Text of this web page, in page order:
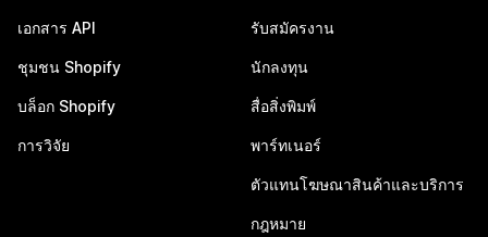
เอกสาร API
ชุมชน Shopify
บล็อก Shopify
การวิจัย
รับสมัครงาน
นักลงทุน
สื่อสิ่งพิมพ์
พาร์ทเนอร์
ตัวแทนโฆษณาสินค้าและบริการ
กฎหมาย